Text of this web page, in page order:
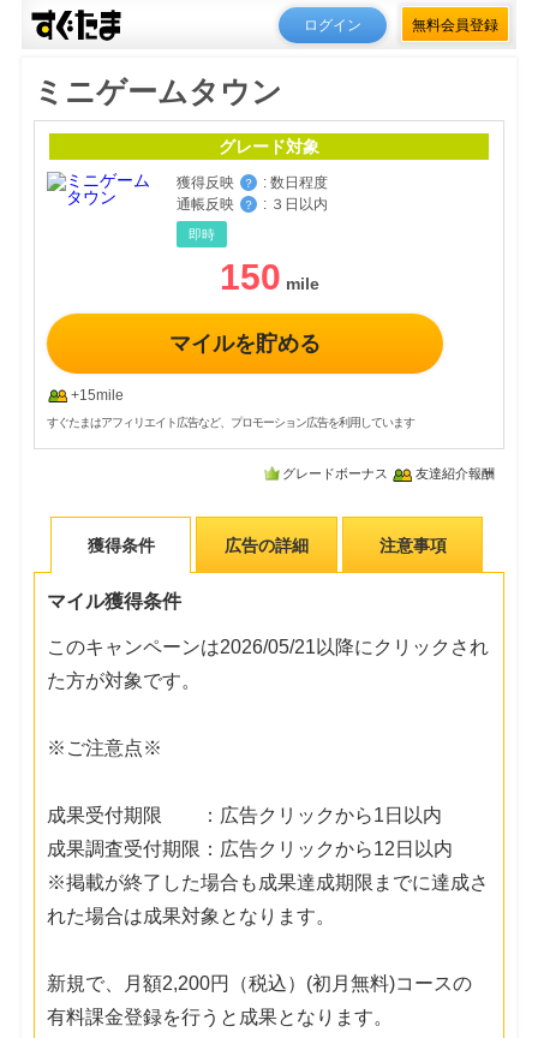
ログイン 無料会員登録
ミニゲームタウン
グレード対象
獲得反映 ？ : 数日程度
通帳反映
？ : ３日以内
即時
150
マイルを貯める
+15mile
すぐたまはアフィリエイト広告など、プロモーション広告を利用しています
グレードボーナス 友達紹介報酬
獲得条件 広告の詳細 注意事項
マイル獲得条件
このキャンペーンは2026/05/21以降にクリックされ
た方が対象です。
※ご注意点※
成果受付期限 ：広告クリックから1日以内
成果調査受付期限：広告クリックから12日以内
※掲載が終了した場合も成果達成期限までに達成さ
れた場合は成果対象となります。
新規で、月額2,200円（税込）(初月無料)コースの
有料課金登録を行うと成果となります。